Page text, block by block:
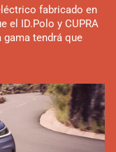
fabricado en
el ID.Polo y CUPRA
gama tendrá que